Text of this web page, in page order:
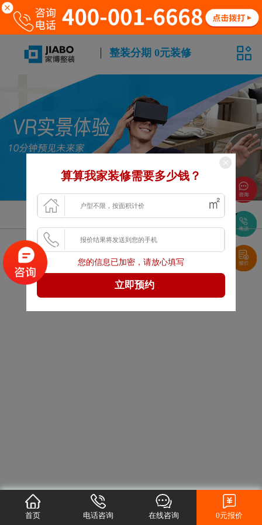
整装分期 0元装修
风格 面积 户型
浏览更多VR案例
首页 电话咨询 在线咨询 0元报价
算算我家装修需要多少钱？
您的信息已加密，请放心填写